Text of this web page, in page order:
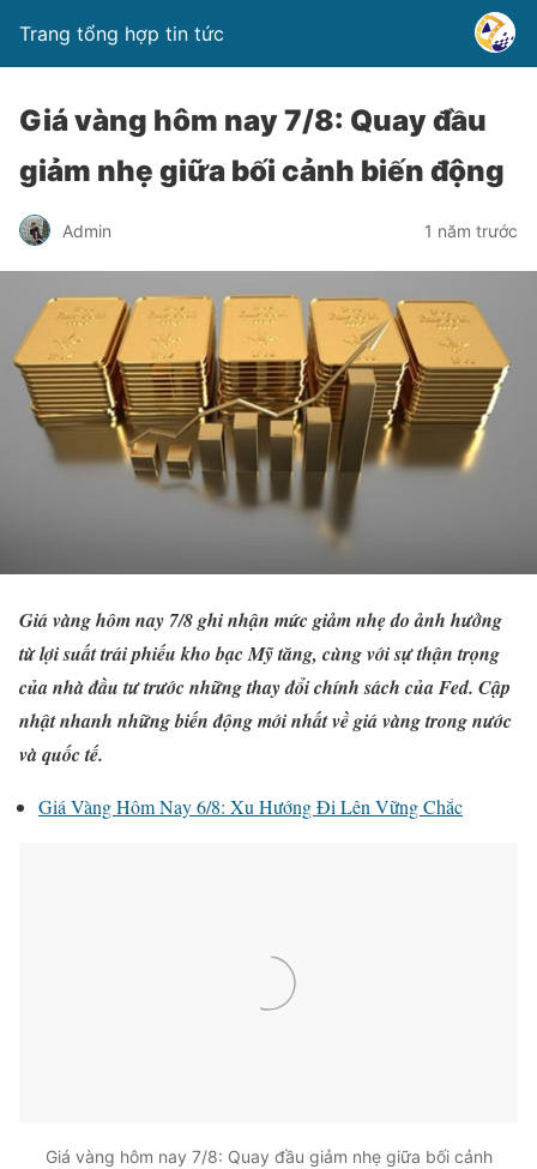
Trang tổng hợp tin tức
Giá vàng hôm nay 7/8: Quay đầu
giảm nhẹ giữa bối cảnh biến động
Admin 1 năm trước
Giá vàng hôm nay 7/8 ghi nhận mức giảm nhẹ do ảnh hưởng
từ lợi suất trái phiếu kho bạc Mỹ tăng, cùng với sự thận trọng
của nhà đầu tư trước những thay đổi chính sách của Fed. Cập
nhật nhanh những biến động mới nhất về giá vàng trong nước
và quốc tế.
Giá Vàng Hôm Nay 6/8: Xu Hướng Đi Lên Vững Chắc
Giá vàng hôm nay 7/8: Quay đầu giảm nhẹ giữa bối cảnh